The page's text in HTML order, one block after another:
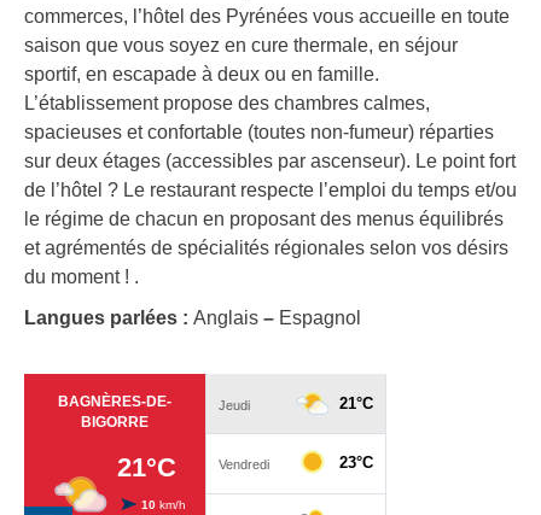
commerces, l’hôtel des Pyrénées vous accueille en toute
saison que vous soyez en cure thermale, en séjour
sportif, en escapade à deux ou en famille.
L’établissement propose des chambres calmes,
spacieuses et confortable (toutes non-fumeur) réparties
sur deux étages (accessibles par ascenseur). Le point fort
de l’hôtel ? Le restaurant respecte l’emploi du temps et/ou
le régime de chacun en proposant des menus équilibrés
et agrémentés de spécialités régionales selon vos désirs
du moment ! .
Langues parlées : Anglais – Espagnol